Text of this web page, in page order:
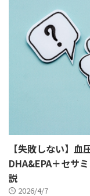
【失敗しない】
DHA&EPA＋セサ
説
2026/4/7